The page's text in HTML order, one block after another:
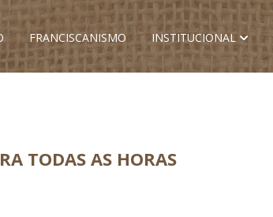
FRANCISCANISMO INSTITUCIONAL
TODAS AS HORAS